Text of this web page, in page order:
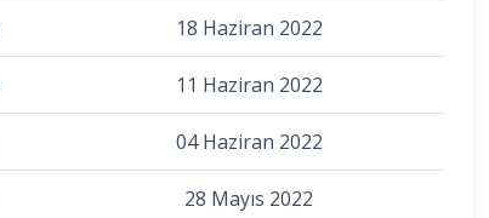
18 Haziran 2022
11 Haziran 2022
04 Haziran 2022
28 Mayıs 2022